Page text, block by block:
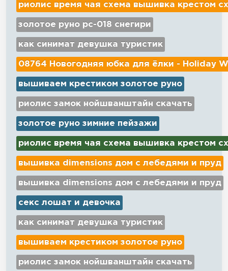
риолис время чая схема вышивка крестом
золотое руно рс-018 снегири
как синимат девушка туристик
08764 Новогодняя юбка для ёлки - Holiday
вышиваем крестиком золотое руно
риолис замок нойшванштайн скачать
золотое руно зимние пейзажи
риолис время чая схема вышивка крестом
вышивка dimensions дом с лебедями и пруд
вышивка dimensions дом с лебедями и пруд
секс лошат и девочка
как синимат девушка туристик
вышиваем крестиком золотое руно
риолис замок нойшванштайн скачать